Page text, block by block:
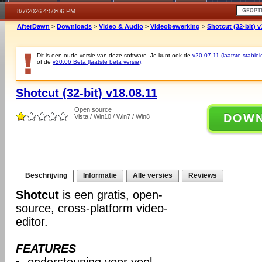
8/7/2026 4:50:06 PM
AfterDawn > Downloads > Video & Audio > Videobewerking > Shotcut (32-bit)
Dit is een oude versie van deze software. Je kunt ook de v20.07.11 (laatste
of de v20.06 Beta (laatste beta versie)
Shotcut (32-bit) v18.08.11
Open source
Vista / Win10 / Win7 / Win8
Beschrijving Informatie Alle versies Reviews
Shotcut is een gratis, open-
source, cross-platform video-
editor.
FEATURES